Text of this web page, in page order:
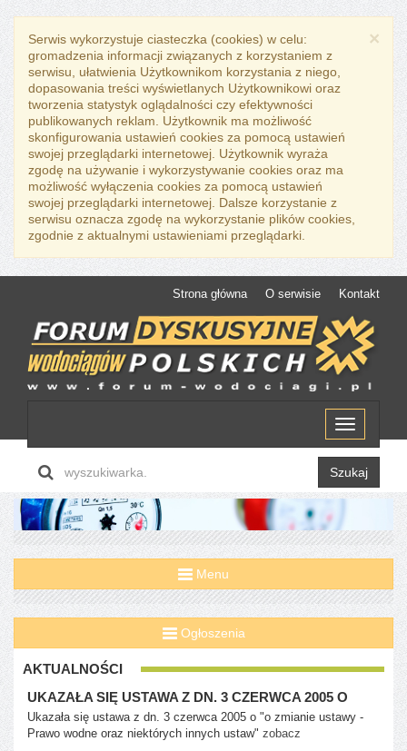
×
Serwis wykorzystuje ciasteczka (cookies) w celu:
gromadzenia informacji związanych z korzystaniem z
serwisu, ułatwienia Użytkownikom korzystania z niego,
dopasowania treści wyświetlanych Użytkownikowi oraz
tworzenia statystyk oglądalności czy efektywności
publikowanych reklam. Użytkownik ma możliwość
skonfigurowania ustawień cookies za pomocą ustawień
swojej przeglądarki internetowej. Użytkownik wyraża
zgodę na używanie i wykorzystywanie cookies oraz ma
możliwość wyłączenia cookies za pomocą ustawień
swojej przeglądarki internetowej. Dalsze korzystanie z
serwisu oznacza zgodę na wykorzystanie plików cookies,
zgodnie z aktualnymi ustawieniami przeglądarki.
Strona główna O serwisie Kontakt
Menu
Szukaj
Menu
Ogłoszenia
AKTUALNOŚCI
UKAZAŁA SIĘ USTAWA Z DN. 3 CZERWCA 2005 O
Ukazała się ustawa z dn. 3 czerwca 2005 o "o zmianie ustawy -
Prawo wodne oraz niektórych innych ustaw" zobacz